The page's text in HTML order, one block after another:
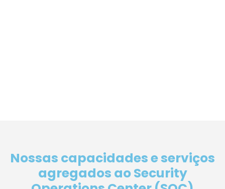
Nossas capacidades e serviços
agregados ao Security